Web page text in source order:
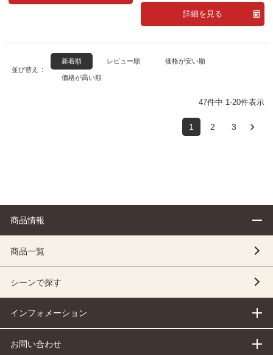
詳細を見る
並び替え
新着順 レビュー順 価格が安い順
価格が高い順
47件中 1-20件表示
1 2 3
商品情報
商品一覧
シーンで探す
インフォメーション
お問い合わせ